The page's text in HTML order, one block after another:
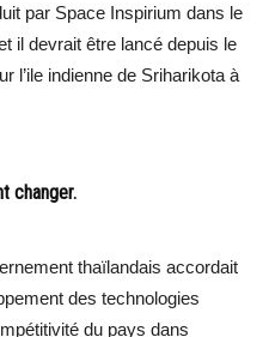
par Space Inspirium dans le
il devrait être lancé depuis le
l’ile indienne de Sriharikota à
changer.
thaïlandais accordait
des technologies
du pays dans